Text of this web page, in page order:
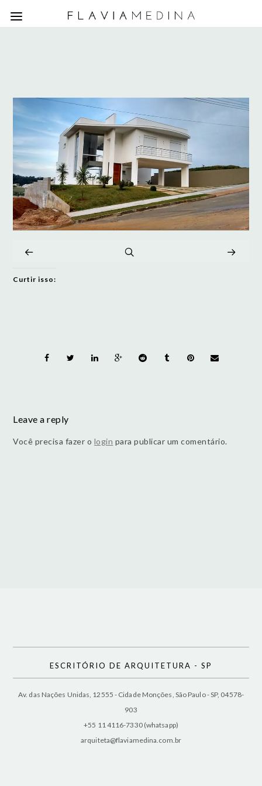
Curtir isso:
Leave a reply
Você precisa fazer o login para publicar um comentário.
ESCRITÓRIO DE ARQUITETURA - SP
Av. das Nações Unidas, 12555 - Cidade Monções, São Paulo - SP, 04578-
903
+55 11 4116-7330 (whatsapp)
arquiteta@flaviamedina.com.br